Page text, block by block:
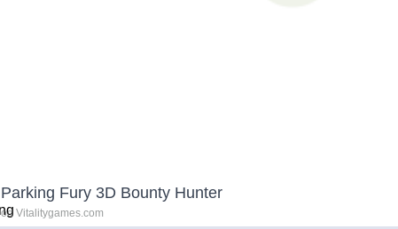
Parking Fury 3D Bounty Hunter
od Vitalitygames.com